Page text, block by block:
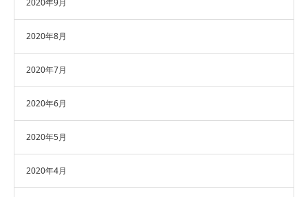
2020年8月
2020年7月
2020年6月
2020年5月
2020年4月